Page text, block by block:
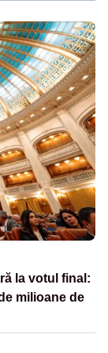
la votul final:
milioane de